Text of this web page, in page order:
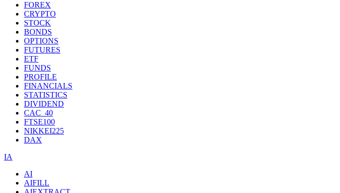
FOREX
CRYPTO
STOCK
BONDS
OPTIONS
FUTURES
ETF
FUNDS
PROFILE
FINANCIALS
STATISTICS
DIVIDEND
CAC_40
FTSE100
NIKKEI225
DAX
IA
AI
AIFILL